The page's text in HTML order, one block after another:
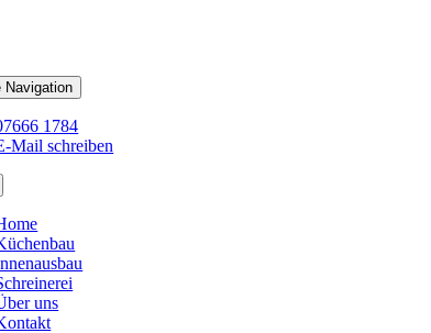
Navigation
1784
Mail schreiben
uns